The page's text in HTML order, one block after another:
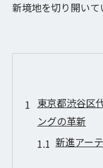
新境地を切り開いて
東京都渋谷区
ングの革新
新進アー